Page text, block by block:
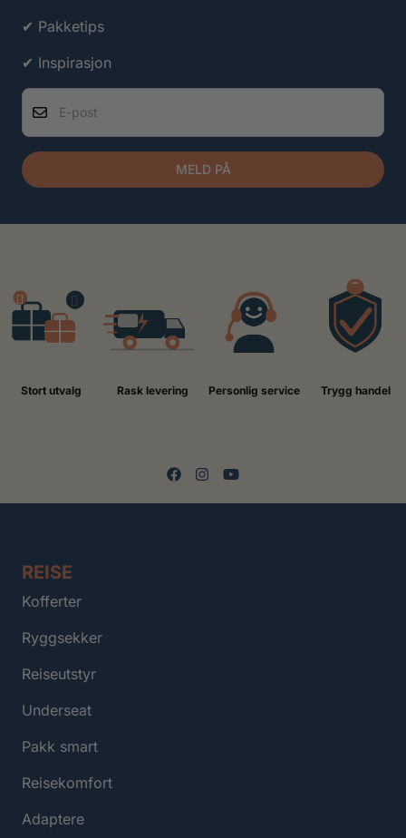
✔ Pakketips
✔ Inspirasjon
E-post
MELD PÅ
Stort utvalg Rask levering Personlig service Trygg handel
REISE
Kofferter
Ryggsekker
Reiseutstyr
Underseat
Pakk smart
Reisekomfort
Adaptere